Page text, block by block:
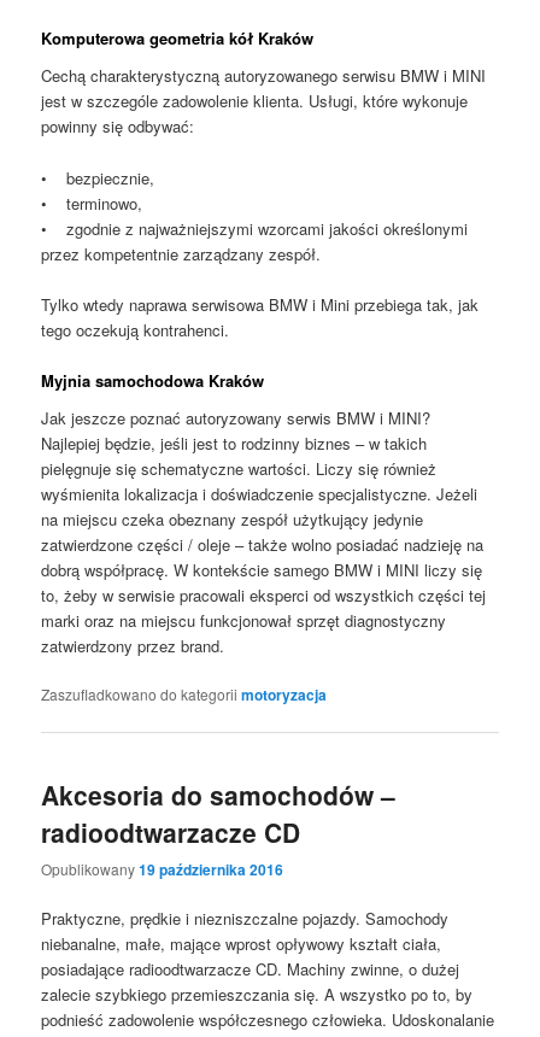
Komputerowa geometria kół Kraków
Cechą charakterystyczną autoryzowanego serwisu BMW i MINI
jest w szczególe zadowolenie klienta. Usługi, które wykonuje
powinny się odbywać:
• bezpiecznie,
• terminowo,
• zgodnie z najważniejszymi wzorcami jakości określonymi
przez kompetentnie zarządzany zespół.
Tylko wtedy naprawa serwisowa BMW i Mini przebiega tak, jak
tego oczekują kontrahenci.
Myjnia samochodowa Kraków
Jak jeszcze poznać autoryzowany serwis BMW i MINI?
Najlepiej będzie, jeśli jest to rodzinny biznes – w takich
pielęgnuje się schematyczne wartości. Liczy się również
wyśmienita lokalizacja i doświadczenie specjalistyczne. Jeżeli
na miejscu czeka obeznany zespół użytkujący jedynie
zatwierdzone części / oleje – także wolno posiadać nadzieję na
dobrą współpracę. W kontekście samego BMW i MINI liczy się
to, żeby w serwisie pracowali eksperci od wszystkich części tej
marki oraz na miejscu funkcjonował sprzęt diagnostyczny
zatwierdzony przez brand.
Zaszufladkowano do kategorii motoryzacja
Akcesoria do samochodów –
radioodtwarzacze CD
Opublikowany19 października 2016
Praktyczne, prędkie i niezniszczalne pojazdy. Samochody
niebanalne, małe, mające wprost opływowy kształt ciała,
posiadające radioodtwarzacze CD. Machiny zwinne, o dużej
zalecie szybkiego przemieszczania się. A wszystko po to, by
podnieść zadowolenie współczesnego człowieka. Udoskonalanie